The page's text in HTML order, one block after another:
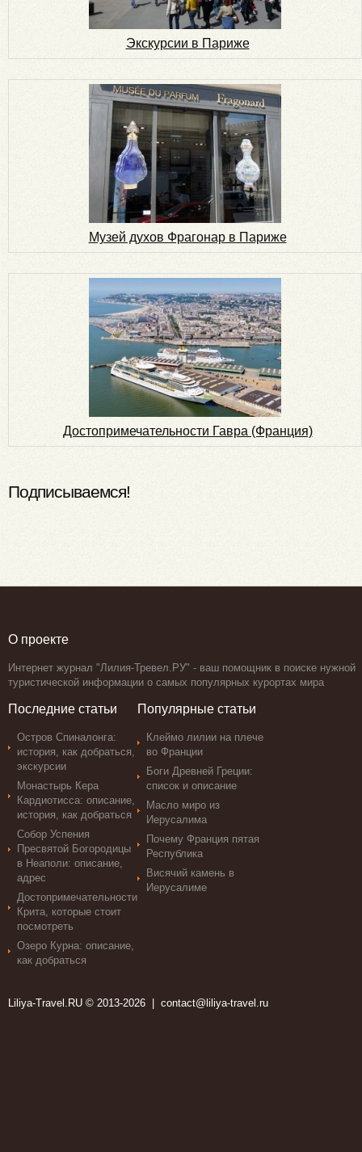
Экскурсии в Париже
Музей духов Фрагонар в Париже
Достопримечательности Гавра (Франция)
Подписываемся!
О проекте
Интернет журнал "Лилия-Тревел.РУ" - ваш помощник в поиске нужной
туристической информации о самых популярных курортах мира
Последние статьи
Остров Спиналонга:
история, как добраться,
экскурсии
Монастырь Кера
Кардиотисса: описание,
история, как добраться
Собор Успения
Пресвятой Богородицы
в Неаполи: описание,
адрес
Достопримечательности
Крита, которые стоит
посмотреть
Озеро Курна: описание,
как добраться
Популярные статьи
Клеймо лилии на плече
во Франции
Боги Древней Греции:
список и описание
Масло миро из
Иерусалима
Почему Франция пятая
Республика
Висячий камень в
Иерусалиме
Liliya-Travel.RU © 2013-2026 | contact@liliya-travel.ru